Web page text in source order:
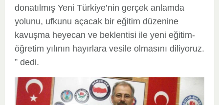
donatılmış Yeni Türkiye’nin gerçek anlamda
yolunu, ufkunu açacak bir eğitim düzenine
kavuşma heyecan ve beklentisi ile yeni eğitim-
öğretim yılının hayırlara vesile olmasını diliyoruz.
” dedi.